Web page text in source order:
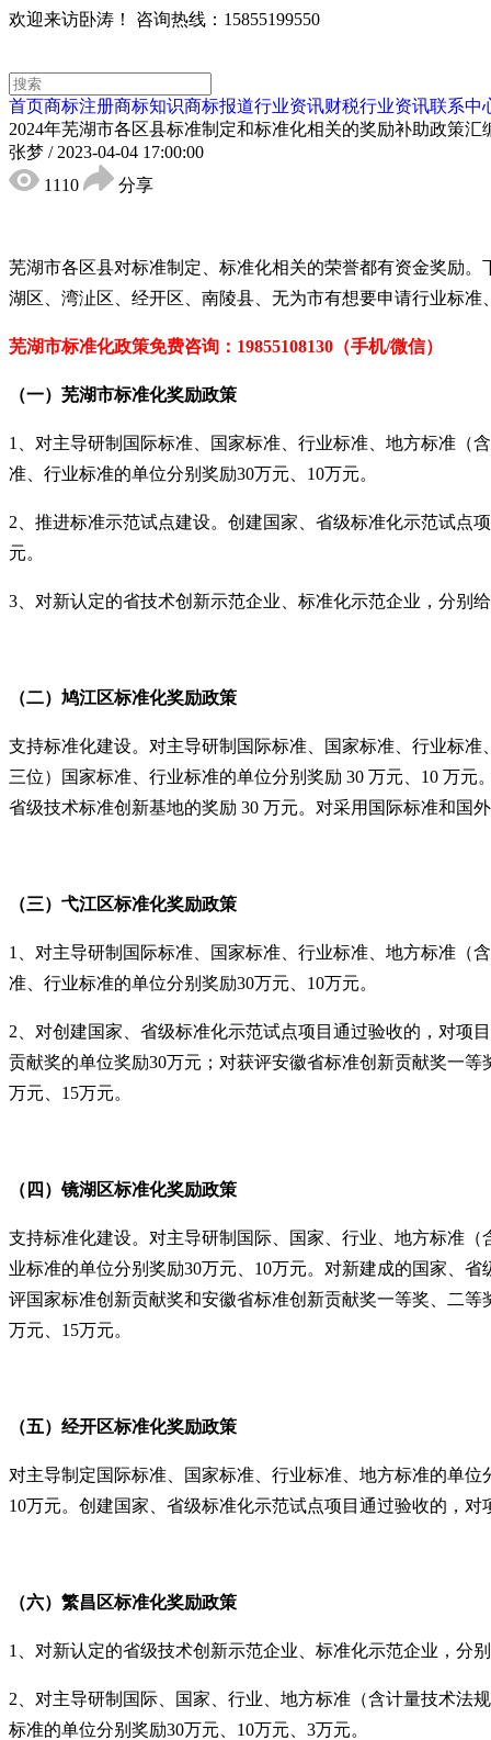
欢迎来访卧涛！ 咨询热线：15855199550
首页商标注册商标知识商标报道行业资讯财税行业资讯联系中
2024年芜湖市各区县标准制定和标准化相关的奖励补助政策汇
张梦 / 2023-04-04 17:00:00
1110
分享
芜湖市各区县对标准制定、标准化相关的荣誉都有资金奖励
湖区、湾沚区、经开区、南陵县、无为市有想要申请行业标
芜湖市标准化政策免费咨询：19855108130（手机/微信）
（一）芜湖市标准化奖励政策
1、对主导研制国际标准、国家标准、行业标准、地方标准（
准、行业标准的单位分别奖励30万元、10万元。
2、推进标准示范试点建设。创建国家、省级标准化示范试点
元。
3、对新认定的省技术创新示范企业、标准化示范企业，分别
（二）鸠江区标准化奖励政策
支持标准化建设。对主导研制国际标准、国家标准、行业标
三位）国家标准、行业标准的单位分别奖励 30 万元、10 万
省级技术标准创新基地的奖励 30 万元。对采用国际标准和国
（三）弋江区标准化奖励政策
1、对主导研制国际标准、国家标准、行业标准、地方标准（
准、行业标准的单位分别奖励30万元、10万元。
2、对创建国家、省级标准化示范试点项目通过验收的，对项
贡献奖的单位奖励30万元；对获评安徽省标准创新贡献奖一
万元、15万元。
（四）镜湖区标准化奖励政策
支持标准化建设。对主导研制国际、国家、行业、地方标准
业标准的单位分别奖励30万元、10万元。对新建成的国家、
评国家标准创新贡献奖和安徽省标准创新贡献奖一等奖、二
万元、15万元。
（五）经开区标准化奖励政策
对主导制定国际标准、国家标准、行业标准、地方标准的单
10万元。创建国家、省级标准化示范试点项目通过验收的，
（六）繁昌区标准化奖励政策
1、对新认定的省级技术创新示范企业、标准化示范企业，分
2、对主导研制国际、国家、行业、地方标准（含计量技术法
标准的单位分别奖励30万元、10万元、3万元。